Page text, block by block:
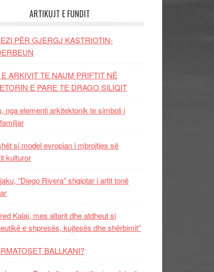
ARTIKUJT E FUNDIT
PËR GJERGJ KASTRIOTIN-
ARKIVIT TE NAUM PRIFTIT NË
E PARE TE DRAGO SILIQIT
nga elementi arkitektonik te simboli i
si model evropian i mbrojtjes së
kulturor
“Diego Rivera” shqiptar i artit tonë
Kalaj, mes altarit dhe atdheut si
e shpresës, kujtesës dhe shërbimit”
BALLKANI?